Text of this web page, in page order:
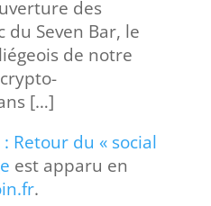
des
du Seven Bar, le
de notre
[…]
Retour du « social
est apparu en
.